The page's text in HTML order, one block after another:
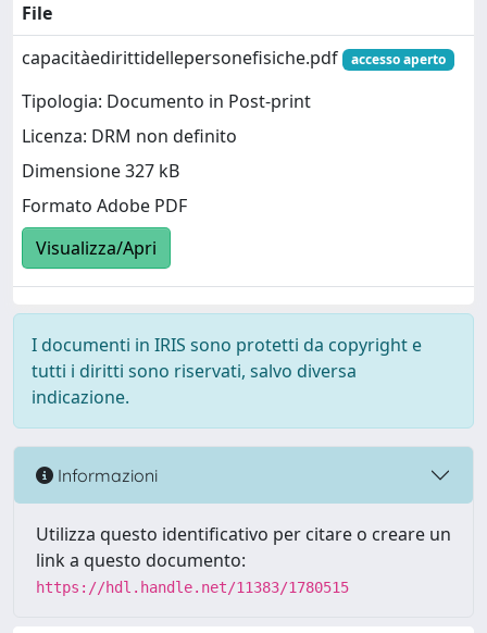
File
capacitàedirittidellepersonefisiche.pdf
accesso aperto
Tipologia: Documento in Post-print
Licenza: DRM non definito
Dimensione 327 kB
Formato Adobe PDF
Visualizza/Apri
I documenti in IRIS sono protetti da copyright e
tutti i diritti sono riservati, salvo diversa
indicazione.
Informazioni
Utilizza questo identificativo per citare o creare un
link a questo documento:
https://hdl.handle.net/11383/1780515